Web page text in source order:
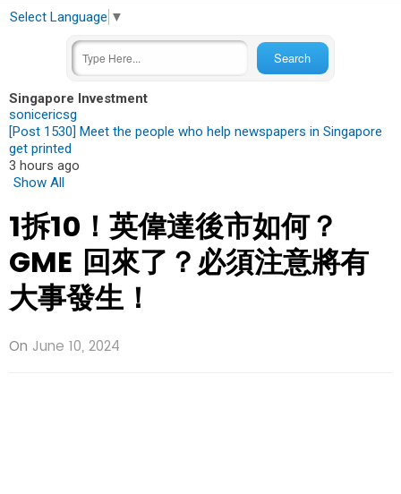
Select Language ▼
Singapore Investment
sonicericsg
[Post 1530] Meet the people who help newspapers in Singapore
get printed
3 hours ago
Show All
1拆10！英偉達後市如何？
GME 回來了？必須注意將有
大事發生！
On June 10, 2024